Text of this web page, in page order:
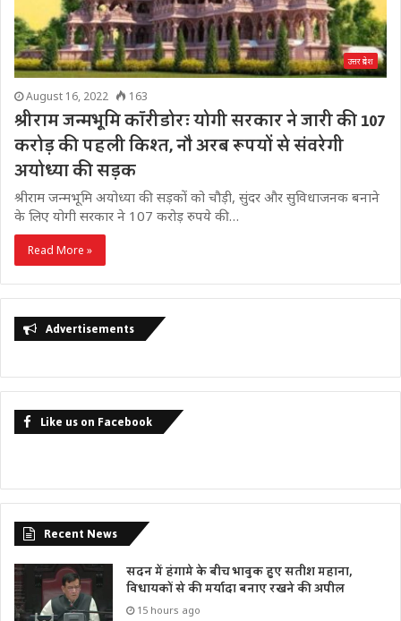
उत्तर प्रदेश
August 16, 2022 163
श्रीराम जन्मभूमि कॉरीडोरः योगी सरकार ने जारी की 107
करोड़ की पहली किश्त, नौ अरब रूपयों से संवरेगी
अयोध्या की सड़क
श्रीराम जन्मभूमि अयोध्या की सड़कों को चौड़ी, सुंदर और सुविधाजनक बनाने
के लिए योगी सरकार ने 107 करोड़ रुपये की…
Read More »
Advertisements
Like us on Facebook
Recent News
सदन में हंगामे के बीच भावुक हुए सतीश महाना,
विधायकों से की मर्यादा बनाए रखने की अपील
15 hours ago